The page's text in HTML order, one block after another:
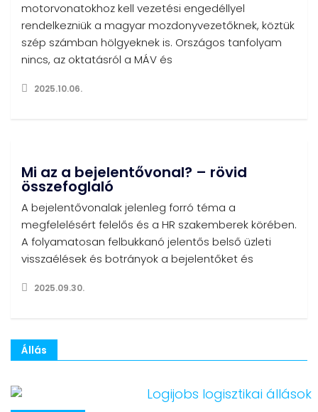
motorvonatokhoz kell vezetési engedéllyel
rendelkezniük a magyar mozdonyvezetőknek, köztük
szép számban hölgyeknek is. Országos tanfolyam
nincs, az oktatásról a MÁV és
2025.10.06.
Mi az a bejelentővonal? – rövid
összefoglaló
A bejelentővonalak jelenleg forró téma a
megfelelésért felelős és a HR szakemberek körében.
A folyamatosan felbukkanó jelentős belső üzleti
visszaélések és botrányok a bejelentőket és
2025.09.30.
Állás